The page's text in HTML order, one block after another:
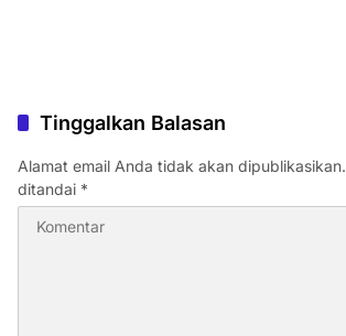
Tinggalkan Balasan
Alamat email Anda tidak akan dipublikasikan.
ditandai *